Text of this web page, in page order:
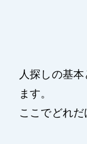
人探しの基
ます。
ここでどれ